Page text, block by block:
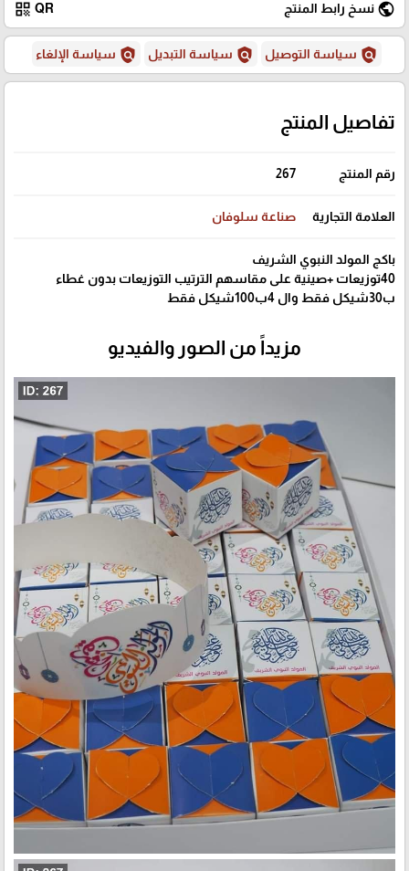
public نسخ رابط المنتج QR
qr_code
policy سياسة التوصيل policy سياسة التبديل policy سياسة الإلغاء
تفاصيل المنتج
رقم المنتج 267
العلامة التجارية صناعة سلوفان
باكج المولد النبوي الشريف
40توزيعات +صينية على مقاسهم الترتيب التوزيعات بدون غطاء
ب30شيكل فقط وال 4ب100شيكل فقط
مزيداً من الصور والفيديو